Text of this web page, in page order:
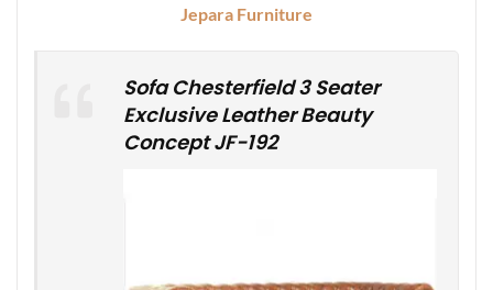
Jepara Furniture
Sofa Chesterfield 3 Seater
Exclusive Leather Beauty
Concept JF-192